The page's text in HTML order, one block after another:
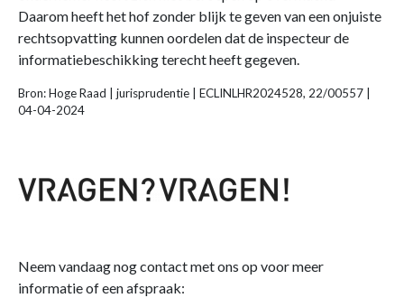
Daarom heeft het hof zonder blijk te geven van een onjuiste
rechtsopvatting kunnen oordelen dat de inspecteur de
informatiebeschikking terecht heeft gegeven.
Bron: Hoge Raad | jurisprudentie | ECLINLHR2024528, 22/00557 |
04-04-2024
Neem vandaag nog contact met ons op voor meer
informatie of een afspraak: